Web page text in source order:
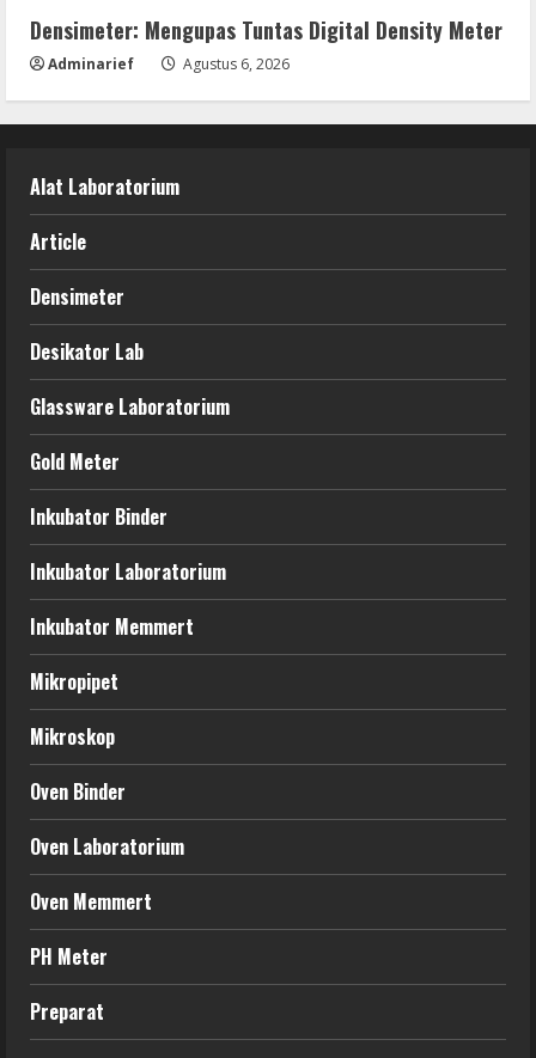
Densimeter: Mengupas Tuntas Digital Density Meter
Adminarief Agustus 6, 2026
Alat Laboratorium
Article
Densimeter
Desikator Lab
Glassware Laboratorium
Gold Meter
Inkubator Binder
Inkubator Laboratorium
Inkubator Memmert
Mikropipet
Mikroskop
Oven Binder
Oven Laboratorium
Oven Memmert
PH Meter
Preparat